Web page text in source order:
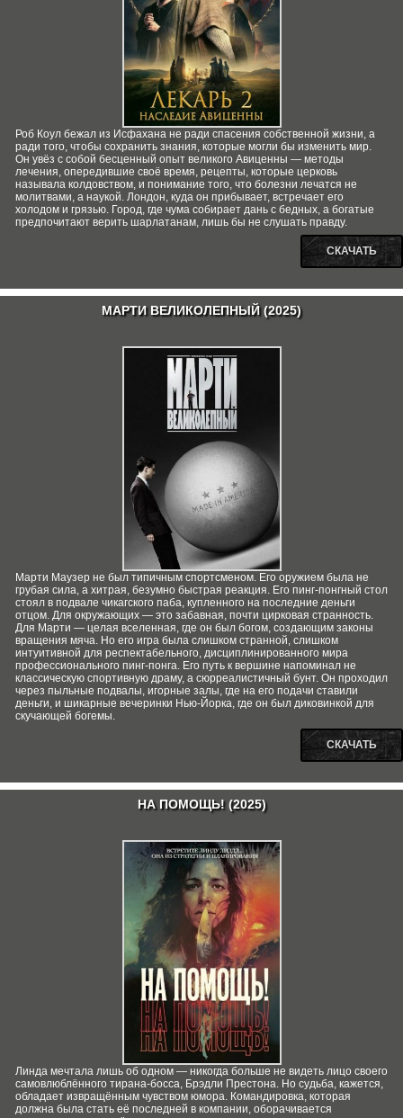
Роб Коул бежал из Исфахана не ради спасения собственной жизни, а
ради того, чтобы сохранить знания, которые могли бы изменить мир.
Он увёз с собой бесценный опыт великого Авиценны — методы
лечения, опередившие своё время, рецепты, которые церковь
называла колдовством, и понимание того, что болезни лечатся не
молитвами, а наукой. Лондон, куда он прибывает, встречает его
холодом и грязью. Город, где чума собирает дань с бедных, а богатые
предпочитают верить шарлатанам, лишь бы не слушать правду.
СКАЧАТЬ
МАРТИ ВЕЛИКОЛЕПНЫЙ (2025)
Марти Маузер не был типичным спортсменом. Его оружием была не
грубая сила, а хитрая, безумно быстрая реакция. Его пинг-понгный стол
стоял в подвале чикагского паба, купленного на последние деньги
отцом. Для окружающих — это забавная, почти цирковая странность.
Для Марти — целая вселенная, где он был богом, создающим законы
вращения мяча. Но его игра была слишком странной, слишком
интуитивной для респектабельного, дисциплинированного мира
профессионального пинг-понга. Его путь к вершине напоминал не
классическую спортивную драму, а сюрреалистичный бунт. Он проходил
через пыльные подвалы, игорные залы, где на его подачи ставили
деньги, и шикарные вечеринки Нью-Йорка, где он был диковинкой для
скучающей богемы.
СКАЧАТЬ
НА ПОМОЩЬ! (2025)
Линда мечтала лишь об одном — никогда больше не видеть лицо своего
самовлюблённого тирана-босса, Брэдли Престона. Но судьба, кажется,
обладает извращённым чувством юмора. Командировка, которая
должна была стать её последней в компании, оборачивается